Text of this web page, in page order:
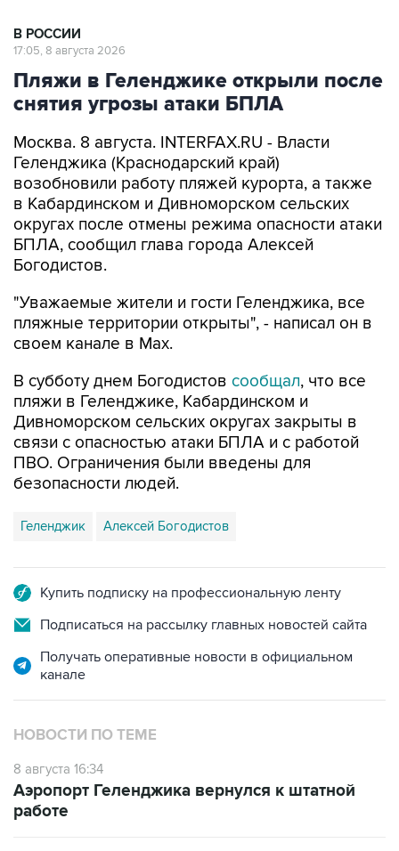
В РОССИИ
17:05, 8 августа 2026
Пляжи в Геленджике открыли после
снятия угрозы атаки БПЛА
Москва. 8 августа. INTERFAX.RU - Власти
Геленджика (Краснодарский край)
возобновили работу пляжей курорта, а также
в Кабардинском и Дивноморском сельских
округах после отмены режима опасности атаки
БПЛА, сообщил глава города Алексей
Богодистов.
"Уважаемые жители и гости Геленджика, все
пляжные территории открыты", - написал он в
своем канале в Max.
В субботу днем Богодистов сообщал, что все
пляжи в Геленджике, Кабардинском и
Дивноморском сельских округах закрыты в
связи с опасностью атаки БПЛА и с работой
ПВО. Ограничения были введены для
безопасности людей.
Геленджик Алексей Богодистов
Купить подписку на профессиональную ленту
Подписаться на рассылку главных новостей сайта
Получать оперативные новости в официальном
канале
НОВОСТИ ПО ТЕМЕ
8 августа 16:34
Аэропорт Геленджика вернулся к штатной
работе